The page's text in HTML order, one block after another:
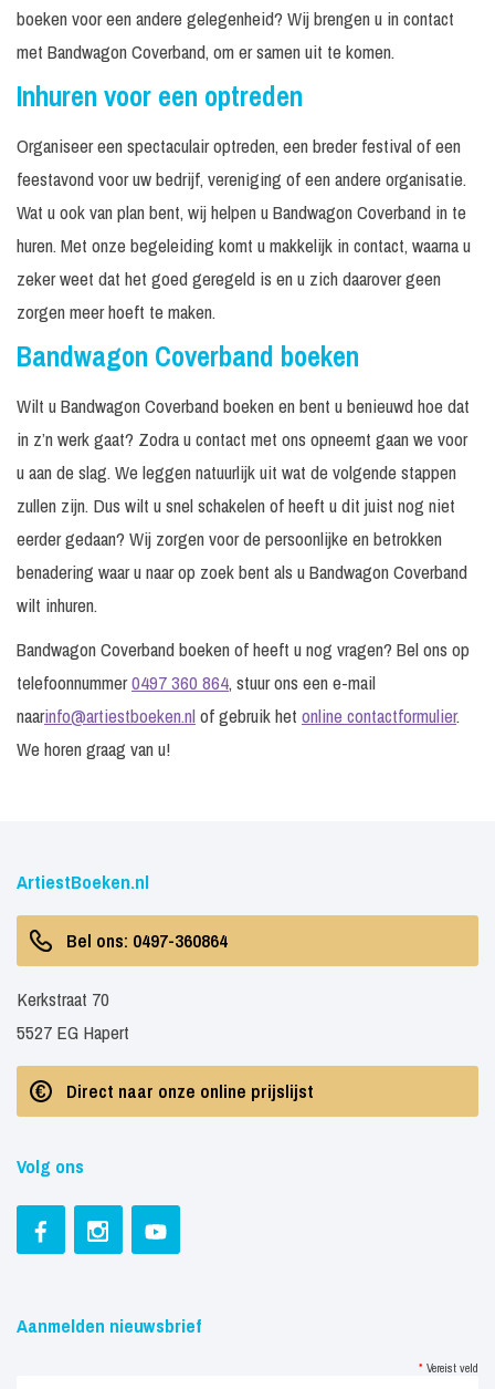
boeken voor een andere gelegenheid? Wij brengen u in contact
met Bandwagon Coverband, om er samen uit te komen.
Inhuren voor een optreden
Organiseer een spectaculair optreden, een breder festival of een
feestavond voor uw bedrijf, vereniging of een andere organisatie.
Wat u ook van plan bent, wij helpen u Bandwagon Coverband in te
huren. Met onze begeleiding komt u makkelijk in contact, waarna u
zeker weet dat het goed geregeld is en u zich daarover geen
zorgen meer hoeft te maken.
Bandwagon Coverband boeken
Wilt u Bandwagon Coverband boeken en bent u benieuwd hoe dat
in z’n werk gaat? Zodra u contact met ons opneemt gaan we voor
u aan de slag. We leggen natuurlijk uit wat de volgende stappen
zullen zijn. Dus wilt u snel schakelen of heeft u dit juist nog niet
eerder gedaan? Wij zorgen voor de persoonlijke en betrokken
benadering waar u naar op zoek bent als u Bandwagon Coverband
wilt inhuren.
Bandwagon Coverband boeken of heeft u nog vragen? Bel ons op
telefoonnummer0497 360 864, stuur ons een e-mail
naarinfo@artiestboeken.nlof gebruik het online contactformulier.
We horen graag van u!
ArtiestBoeken.nl
Bel ons: 0497-360864
Kerkstraat 70
5527 EG Hapert
Direct naar onze online prijslijst
Volg ons
Aanmelden nieuwsbrief
* Vereist veld